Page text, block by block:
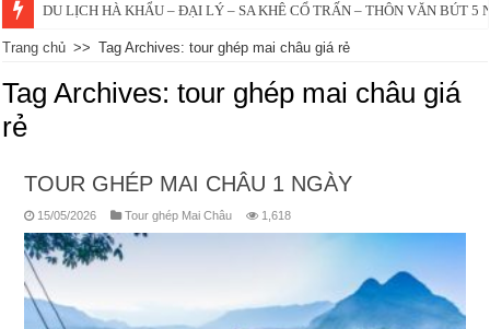
DU LỊCH HÀ KHẨU – ĐẠI LÝ – SA KHÊ CỔ TRẤN – THÔN VĂN BÚT 5
Trang chủ >> Tag Archives: tour ghép mai châu giá rẻ
Tag Archives:tour ghép mai châu giá
rẻ
TOUR GHÉP MAI CHÂU 1 NGÀY
15/05/2026 Tour ghép Mai Châu 1,618